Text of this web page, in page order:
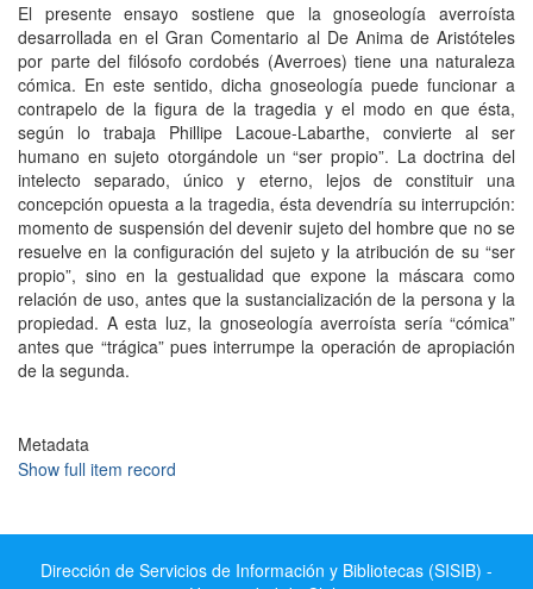
El presente ensayo sostiene que la gnoseología averroísta
desarrollada en el Gran Comentario al De Anima de Aristóteles
por parte del filósofo cordobés (Averroes) tiene una naturaleza
cómica. En este sentido, dicha gnoseología puede funcionar a
contrapelo de la figura de la tragedia y el modo en que ésta,
según lo trabaja Phillipe Lacoue-Labarthe, convierte al ser
humano en sujeto otorgándole un “ser propio”. La doctrina del
intelecto separado, único y eterno, lejos de constituir una
concepción opuesta a la tragedia, ésta devendría su interrupción:
momento de suspensión del devenir sujeto del hombre que no se
resuelve en la configuración del sujeto y la atribución de su “ser
propio”, sino en la gestualidad que expone la máscara como
relación de uso, antes que la sustancialización de la persona y la
propiedad. A esta luz, la gnoseología averroísta sería “cómica”
antes que “trágica” pues interrumpe la operación de apropiación
de la segunda.
Metadata
Show full item record
Dirección de Servicios de Información y Bibliotecas (SISIB) -